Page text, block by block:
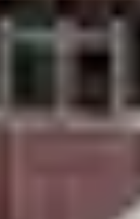
et
semaine intense
vos batteries...
et admirez la vue
Pour partir